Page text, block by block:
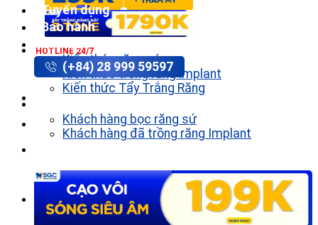
HOTLINE 24/7
(+84) 28 999 59597
Tuyển dụng
Bảo hành
Kiến thức răng sứ
Kiến thức trồng răng implant
Kiến thức Tẩy Trắng Răng
Khách hàng bọc răng sứ
Khách hàng đã trồng răng Implant